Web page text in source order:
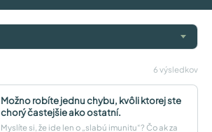
6 výsledkov
Možno robíte jednu chybu, kvôli ktorej ste
chorý častejšie ako ostatní.
Myslíte si, že ide len o „slabú imunitu“? Čo ak za